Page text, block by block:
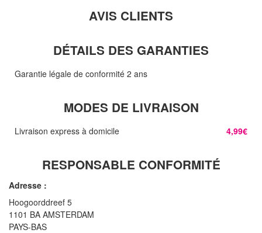
AVIS CLIENTS
DÉTAILS DES GARANTIES
Garantie légale de conformité 2 ans
MODES DE LIVRAISON
Livraison express à domicile 4,99€
RESPONSABLE CONFORMITÉ
Adresse :
Hoogoorddreef 5
1101 BA AMSTERDAM
PAYS-BAS